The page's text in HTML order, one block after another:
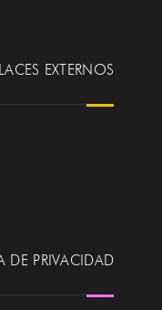
EXTERNOS
DE PRIVACIDAD